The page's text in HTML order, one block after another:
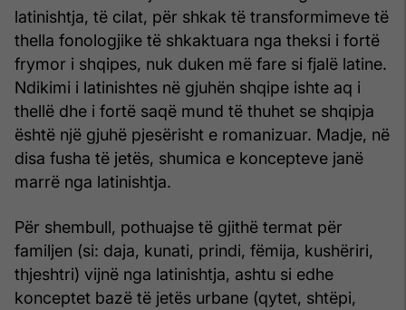
latinishtja, të cilat, për shkak të transformimeve të
thella fonologjike të shkaktuara nga theksi i fortë
frymor i shqipes, nuk duken më fare si fjalë latine.
Ndikimi i latinishtes në gjuhën shqipe ishte aq i
thellë dhe i fortë saqë mund të thuhet se shqipja
është një gjuhë pjesërisht e romanizuar. Madje, në
disa fusha të jetës, shumica e koncepteve janë
marrë nga latinishtja.
Për shembull, pothuajse të gjithë termat për
familjen (si: daja, kunati, prindi, fëmija, kushëriri,
thjeshtri) vijnë nga latinishtja, ashtu si edhe
konceptet bazë të jetës urbane (qytet, shtëpi,